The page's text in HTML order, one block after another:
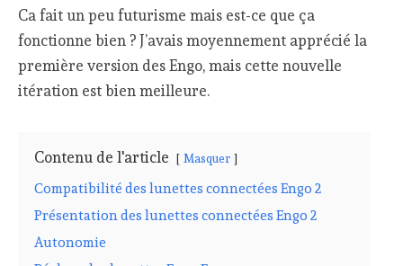
Ca fait un peu futurisme mais est-ce que ça
fonctionne bien ? J’avais moyennement apprécié la
première version des Engo, mais cette nouvelle
itération est bien meilleure.
Contenu de l'article Masquer
Compatibilité des lunettes connectées Engo 2
Présentation des lunettes connectées Engo 2
Autonomie